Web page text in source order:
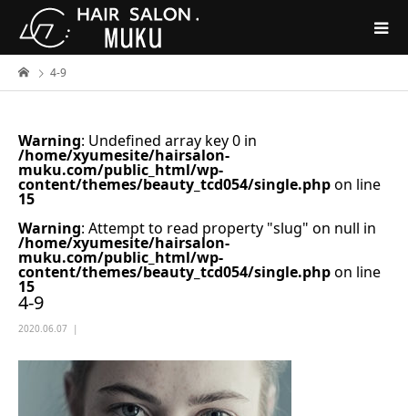
4-9
Warning: Undefined array key 0 in
/home/xyumesite/hairsalon-
muku.com/public_html/wp-
content/themes/beauty_tcd054/single.phpon line
15
Warning: Attempt to read property "slug" on null in
/home/xyumesite/hairsalon-
muku.com/public_html/wp-
content/themes/beauty_tcd054/single.phpon line
15
4-9
2020.06.07